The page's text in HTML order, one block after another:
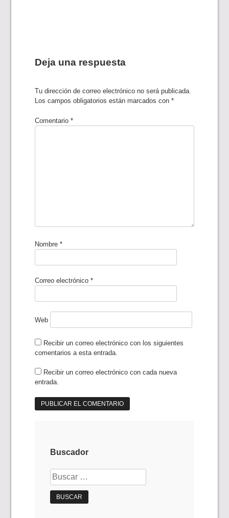
Deja una respuesta
Tu dirección de correo electrónico no será publicada.
Los campos obligatorios están marcados con*
Comentario*
Nombre*
Correo electrónico*
Web
Recibir un correo electrónico con los siguientes
comentarios a esta entrada.
Recibir un correo electrónico con cada nueva
entrada.
Buscador
Buscar: